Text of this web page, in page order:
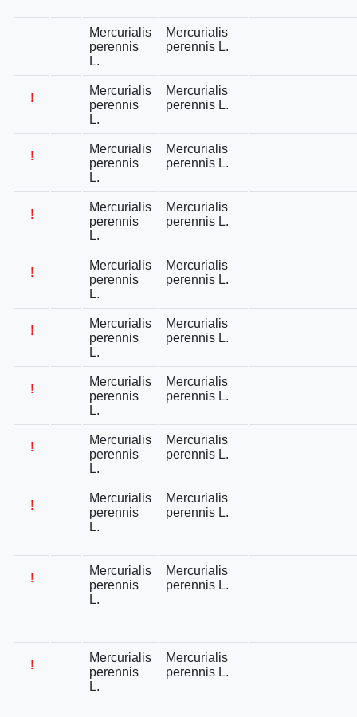
Mercurialis
perennis
L.
Mercurialis
perennis L.
!
Mercurialis
perennis
L.
Mercurialis
perennis L.
!
Mercurialis
perennis
L.
Mercurialis
perennis L.
!
Mercurialis
perennis
L.
Mercurialis
perennis L.
!
Mercurialis
perennis
L.
Mercurialis
perennis L.
!
Mercurialis
perennis
L.
Mercurialis
perennis L.
!
Mercurialis
perennis
L.
Mercurialis
perennis L.
!
Mercurialis
perennis
L.
Mercurialis
perennis L.
!
Mercurialis
perennis
L.
Mercurialis
perennis L.
!
Mercurialis
perennis
L.
Mercurialis
perennis L.
!
Mercurialis
perennis
L.
Mercurialis
perennis L.